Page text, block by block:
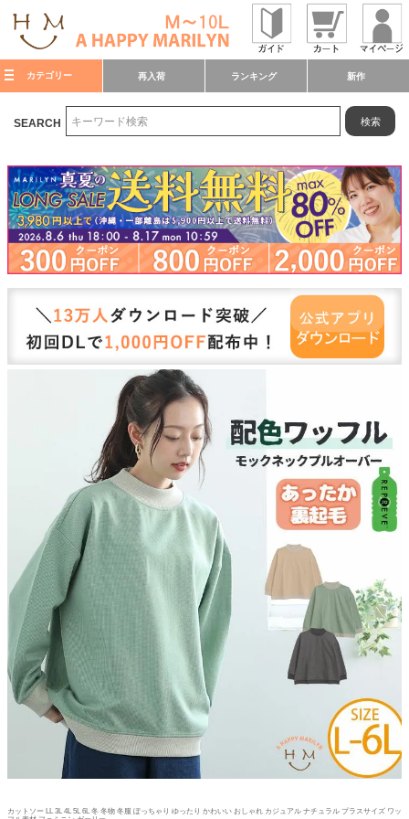
カテゴリー 再入荷 ランキング 新作
SEARCH 検索
カットソー LL 3L 4L 5L 6L 冬 冬物 冬服 ぽっちゃり ゆったり かわいい おしゃれ カジュアル ナチュラル プラスサイズ ワッ